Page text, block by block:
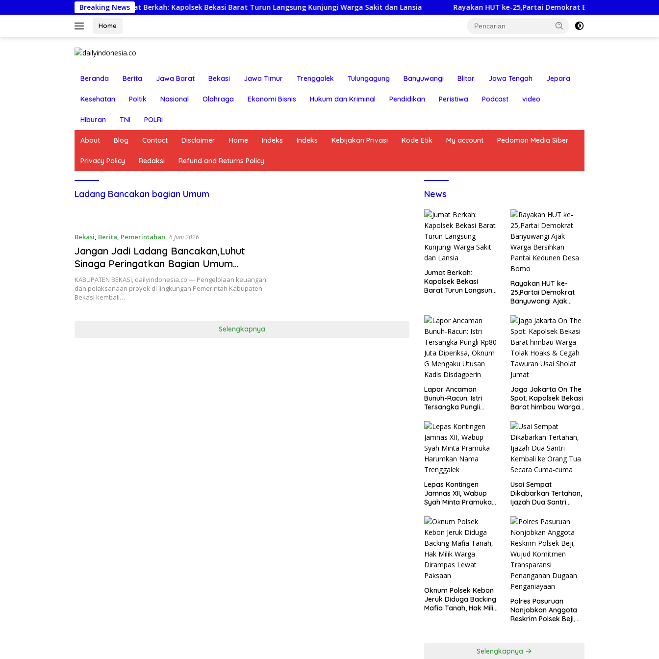
ke
Breaking News
Jumat Berkah: Kapolsek Bekasi Barat Turun Langsung Kunjungi Warga Sakit dan Lansia Rayakan HUT ke-25,Partai Demokrat Banyuwangi Ajak Warga
Home
Beranda Berita Jawa Barat Bekasi Jawa Timur Trenggalek Tulungagung Banyuwangi Blitar Jawa Tengah Jepara
Kesehatan Poltik Nasional Olahraga Ekonomi Bisnis Hukum dan Kriminal Pendidikan Peristiwa Podcast video
Hiburan TNI POLRI
About Blog Contact Disclaimer Home Indeks Indeks Kebijakan Privasi Kode Etik My account Pedoman Media Siber
Privacy Policy Redaksi Refund and Returns Policy
Ladang Bancakan bagian Umum
Bekasi, Berita, Pemerintahan 6 Juni 2026
Jangan Jadi Ladang Bancakan,Luhut
Sinaga Peringatkan Bagian Umum
Pemkab Bekasi, Dugaan Penyimpangan
Anggaran Terbuka Lebar
KABUPATEN BEKASI, dailyindonesia.co — Pengelolaan keuangan
dan pelaksanaan proyek di lingkungan Pemerintah Kabupaten
Bekasi kembali…
Selengkapnya
News
Jumat Berkah:
Kapolsek Bekasi
Barat Turun Langsung
Rayakan HUT ke-
25,Partai Demokrat
Banyuwangi Ajak
Pantai Kedunen Desa
Bomo
Lapor Ancaman
Bunuh-Racun: Istri
Tersangka Pungli
Oknum G Mengaku
Utusan Kadis
Disdagperin
Jaga Jakarta On The
Spot: Kapolsek Bekasi
Barat himbau Warga
Tawuran Usai Sholat
Jumat
Lepas Kontingen
Jamnas XII, Wabup
Syah Minta Pramuka
Trenggalek
Usai Sempat
Dikabarkan Tertahan,
Ijazah Dua Santri
Secara Cuma-cuma
Oknum Polsek Kebon
Jeruk Diduga Backing
Mafia Tanah, Hak Milik
Polres Pasuruan
Nonjobkan Anggota
Reskrim Polsek Beji,
Penganiayaan
Selengkapnya